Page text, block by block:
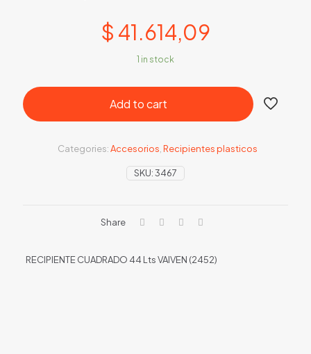
$ 41.614,09
1 in stock
Add to cart
SKU:3467
Categories:Accesorios Recipientes plasticos
Share
RECIPIENTE CUADRADO 44 Lts VAIVEN (2452)